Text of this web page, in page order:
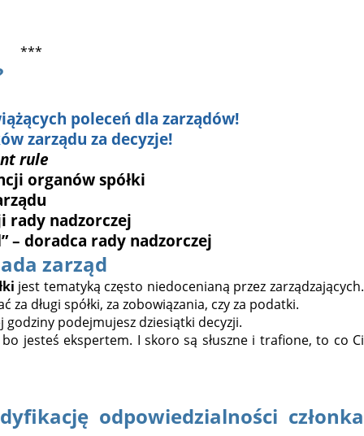
***
poleceń dla zarządów!
zarządu za decyzje!
rule
organów spółki
rady nadzorczej
– doradca rady nadzorczej
zarząd
jest tematyką często niedocenianą przez zarządzających.
długi spółki, za zobowiązania, czy za podatki.
godziny podejmujesz dziesiątki decyzji.
jesteś ekspertem. I skoro są słuszne i trafione, to co Ci
odpowiedzialności członka